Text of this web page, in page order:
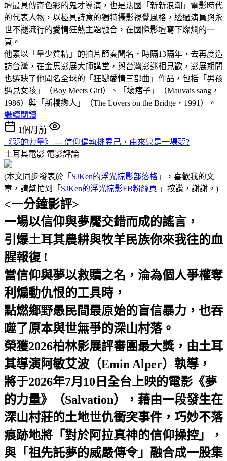
壇最具傳奇色彩的鬼才導演，也是法國「新新浪潮」電影時代
的代表人物，以極具詩意的獨特攝影視覺風格，透過演員與永
世不褪流行的愛情狂熱主題融合，在國際影壇寫下燦爛的一
頁。
他素以「量少質精」的拍片節奏聞名，時隔13隔年，去再度造
訪台灣，在金馬影展大師講堂，與台灣影迷相見歡，影展期間
也選映了他聞名全球的「狂戀愛情三部曲」作品，包括「男孩
遇見女孩」（Boy Meets Girl）、「壞痞子」（Mauvais sang，
1986）與「新橋戀人」（The Lovers on the Bridge，1991）。
繼續閱讀
1個月前
《夢的力量》 --- 信仰偏執排異己，由來只是一場夢?
土耳其電影 電影評論
(本文同步發表於「 SJKen的浮光掠影部落格 」，喜歡我的文
章，請幫忙到「 SJKen的浮光掠影FB粉絲頁 」按讚，謝謝。)
<一分鐘影評>
一場以信仰與夢魘交錯而成的謠言，
引爆土耳其農耕與牧羊民族你來我往的血
腥報復 !
當信仰與夢以救贖之名，淪為個人爭權奪
利煽動仇恨的工具時，
點燃鄉野愚民間最原始的盲信暴力，也吞
噬了原本與世無爭的深山村落。
榮獲2026柏林影展評審團最大獎，由土耳
其導演阿敏艾波（Emin Alper）執導，
將于2026年7月10日全台上映的電影《夢
的力量》（Salvation），藉由一段發生在
深山村莊的土地世仇衝突事件，巧妙不落
痕跡地將「對於阿拉真神的信仰操控」，
與「祖先託夢的威嚴傳令」融合成一股集